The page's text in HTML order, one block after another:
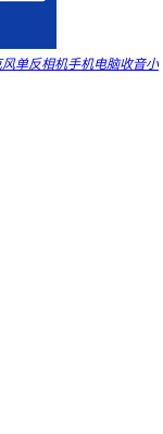
单反相机手机电脑收音小